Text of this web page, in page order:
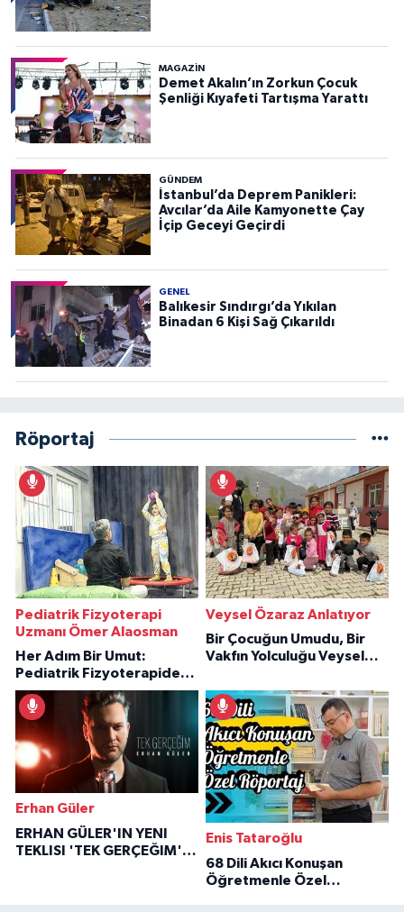
MAGAZİN
Demet Akalın’ın Zorkun Çocuk
Şenliği Kıyafeti Tartışma Yarattı
GÜNDEM
İstanbul’da Deprem Panikleri:
Avcılar’da Aile Kamyonette Çay
İçip Geceyi Geçirdi
GENEL
Balıkesir Sındırgı’da Yıkılan
Binadan 6 Kişi Sağ Çıkarıldı
Röportaj
Pediatrik Fizyoterapi
Uzmanı Ömer Alaosman
Her Adım Bir Umut:
Pediatrik Fizyoterapiden
İlham Veren Hikâyeler
Veysel Özaraz Anlatıyor
Bir Çocuğun Umudu, Bir
Vakfın Yolculuğu Veysel
Erhan Güler
ERHAN GÜLER'IN YENI
TEKLISI 'TEK GERÇEĞIM'LE
Enis Tataroğlu
68 Dili Akıcı Konuşan
Öğretmenle Özel